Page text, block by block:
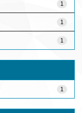
1
1
1
1